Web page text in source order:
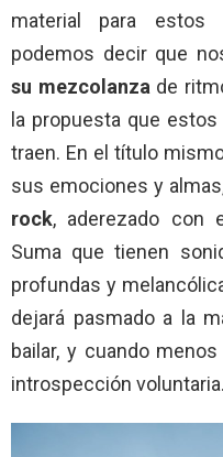
material para estos
podemos decir que
su mezcolanza de
la propuesta que
traen. En el título
sus emociones y
rock, aderezado con
Suma que tienen
profundas y
dejará pasmado a la
bailar, y cuando
introspección voluntaria.